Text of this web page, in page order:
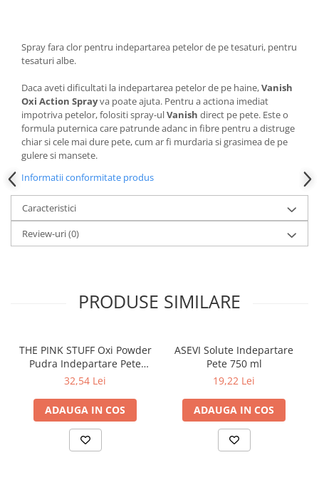
Spray fara clor pentru indepartarea petelor de pe tesaturi, pentru
tesaturi albe.
Daca aveti dificultati la indepartarea petelor de pe haine,Vanish
Oxi Action Sprayva poate ajuta. Pentru a actiona imediat
impotriva petelor, folositi spray-ulVanish direct pe pete. Este o
formula puternica care patrunde adanc in fibre pentru a distruge
chiar si cele mai dure pete, cum ar fi murdaria si grasimea de pe
gulere si mansete.
Informatii conformitate produs
Caracteristici
Review-uri(0)
PRODUSE SIMILARE
THE PINK STUFF Oxi Powder
Pudra Indepartare Pete
Rufe ALBE 1 Kg
32,54 Lei
ADAUGA IN COS
ASEVI Solute Indepartare
Pete 750 ml
19,22 Lei
ADAUGA IN COS